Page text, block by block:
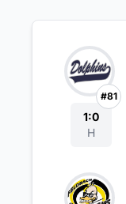
#81
1:0
H